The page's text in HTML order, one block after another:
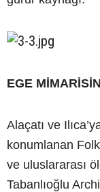
EGE
Alaçatı ve
konumlanan
ve uluslararası
Tabanlıoğlu